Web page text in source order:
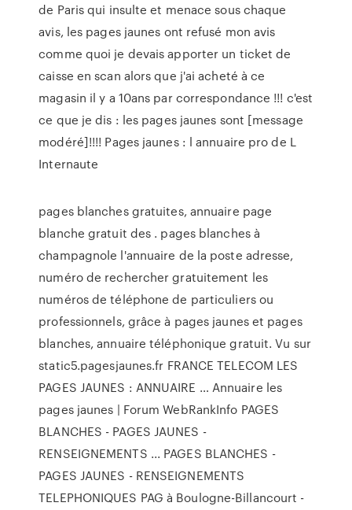
de Paris qui insulte et menace sous chaque
avis, les pages jaunes ont refusé mon avis
comme quoi je devais apporter un ticket de
caisse en scan alors que j'ai acheté à ce
magasin il y a 10ans par correspondance !!! c'est
ce que je dis : les pages jaunes sont [message
modéré]!!!! Pages jaunes : l annuaire pro de L
Internaute
pages blanches gratuites, annuaire page
blanche gratuit des . pages blanches à
champagnole l'annuaire de la poste adresse,
numéro de rechercher gratuitement les
numéros de téléphone de particuliers ou
professionnels, grâce à pages jaunes et pages
blanches, annuaire téléphonique gratuit. Vu sur
static5.pagesjaunes.fr FRANCE TELECOM LES
PAGES JAUNES : ANNUAIRE … Annuaire les
pages jaunes | Forum WebRankInfo PAGES
BLANCHES - PAGES JAUNES -
RENSEIGNEMENTS ... PAGES BLANCHES -
PAGES JAUNES - RENSEIGNEMENTS
TELEPHONIQUES PAG à Boulogne-Billancourt -